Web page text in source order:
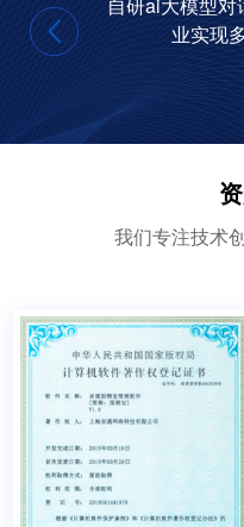
自研ai大模型
业实现
我们专注技术